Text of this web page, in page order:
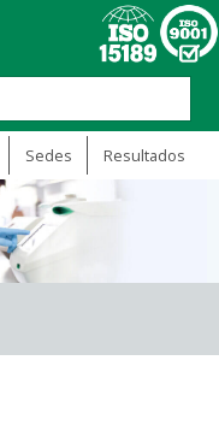
Sedes Resultados